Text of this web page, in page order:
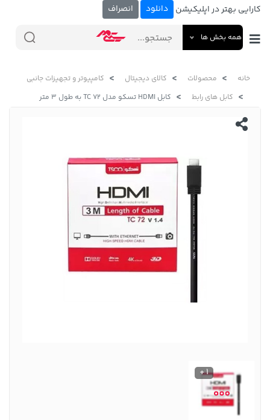
کارایی بهتر در اپلیکیشن دانلود انصراف
همه بخش ها
خانه محصولات کالای دیجیتال
کامپیوتر و تجهیزات جانبی
کابل های رابط
کابل HDMI تسکو مدل TC 72 به طول 3 متر
1 +